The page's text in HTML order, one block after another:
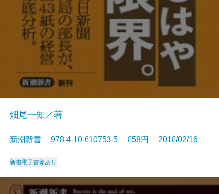
畑尾一知／著
新潮新書 978-4-10-610753-5 858円 2018/02/16
新書電子書籍あり